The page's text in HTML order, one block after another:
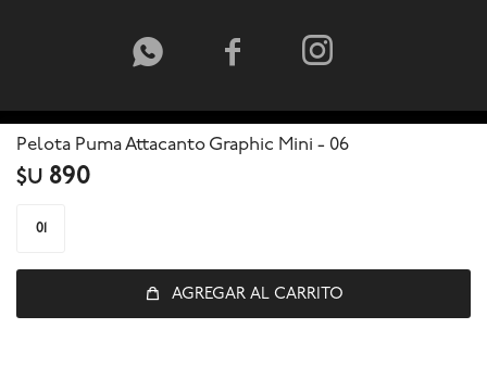
Pelota Puma Attacanto Graphic Mini - 06
$U 890
01
AGREGAR AL CARRITO
  